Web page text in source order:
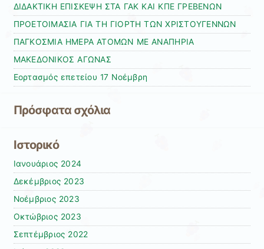
ΔΙΔΑΚΤΙΚΗ ΕΠΙΣΚΕΨΗ ΣΤΑ ΓΑΚ ΚΑΙ ΚΠΕ ΓΡΕΒΕΝΩΝ
ΠΡΟΕΤΟΙΜΑΣΙΑ ΓΙΑ ΤΗ ΓΙΟΡΤΗ ΤΩΝ ΧΡΙΣΤΟΥΓΕΝΝΩΝ
ΠΑΓΚΟΣΜΙΑ ΗΜΕΡΑ ΑΤΟΜΩΝ ΜΕ ΑΝΑΠΗΡΙΑ
ΜΑΚΕΔΟΝΙΚΟΣ ΑΓΩΝΑΣ
Εορτασμός επετείου 17 Νοέμβρη
Πρόσφατα σχόλια
Ιστορικό
Ιανουάριος 2024
Δεκέμβριος 2023
Νοέμβριος 2023
Οκτώβριος 2023
Σεπτέμβριος 2022